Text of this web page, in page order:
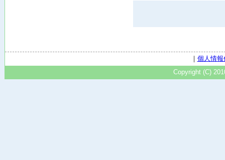
｜ 個人情
Copyright (C)